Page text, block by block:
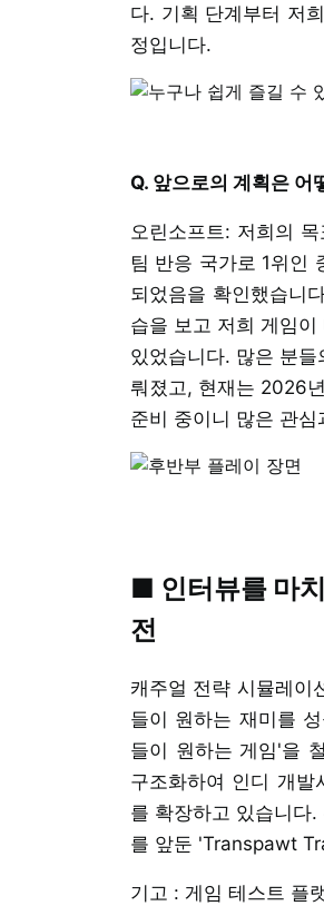
다. 기획 단계부터 저
정입니다.
Q. 앞으로의 계획은 어
오린소프트: 저희의
팀 반응 국가로 1위인
되었음을 확인했습니
습을 보고 저희 게임
있었습니다. 많은 분
뤄졌고, 현재는 2026
준비 중이니 많은 관
■ 인터뷰를 마
전
캐주얼 전략 시뮬레이
들이 원하는 재미를
들이 원하는 게임'을
구조화하여 인디 개
를 확장하고 있습니다
를 앞둔 'Transpawt
기고 : 게임 테스트 플